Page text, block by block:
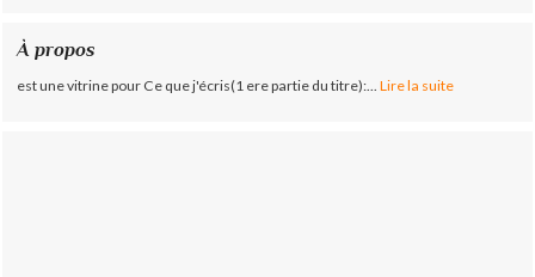
À propos
est une vitrine pour Ce que j'écris(1 ere partie du titre):... Lire la suite